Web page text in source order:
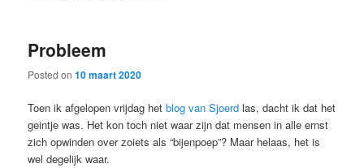
content
content
Probleem
Posted on10 maart 2020
Toen ik afgelopen vrijdag hetblog van Sjoerd las, dacht ik dat het
geintje was. Het kon toch niet waar zijn dat mensen in alle ernst
zich opwinden over zoiets als “bijenpoep”? Maar helaas, het is
wel degelijk waar.